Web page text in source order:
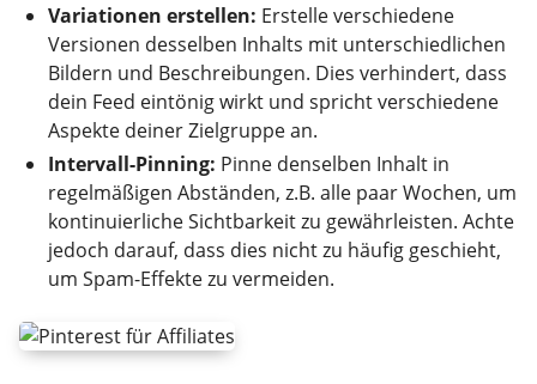
Variationen erstellen: Erstelle verschiedene
Versionen desselben Inhalts mit unterschiedlichen
Bildern und Beschreibungen. Dies verhindert, dass
dein Feed eintönig wirkt und spricht verschiedene
Aspekte deiner Zielgruppe an.
Intervall-Pinning: Pinne denselben Inhalt in
regelmäßigen Abständen, z.B. alle paar Wochen, um
kontinuierliche Sichtbarkeit zu gewährleisten. Achte
jedoch darauf, dass dies nicht zu häufig geschieht,
um Spam-Effekte zu vermeiden.